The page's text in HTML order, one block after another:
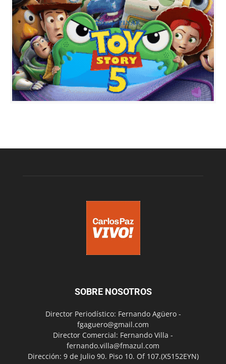
SOBRE NOSOTROS
Director Periodístico: Fernando Agüero -
fgaguero@gmail.com
Director Comercial: Fernando Villa -
fernando.villa@fmazul.com
Dirección: 9 de Julio 90. Piso 10. Of 107.(X5152EYN)